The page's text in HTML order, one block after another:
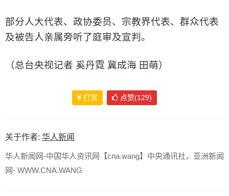
部分人大代表、政协委员、宗教界代表、群众代表
及被告人亲属旁听了庭审及宣判。
（总台央视记者 奚丹霓 冀成海 田萌）
打赏 点赞(129)
关于作者: 华人新闻
华人新闻网-中国华人资讯网【cna.wang】中央通讯社，亚洲新闻
网- WWW.CNA.WANG